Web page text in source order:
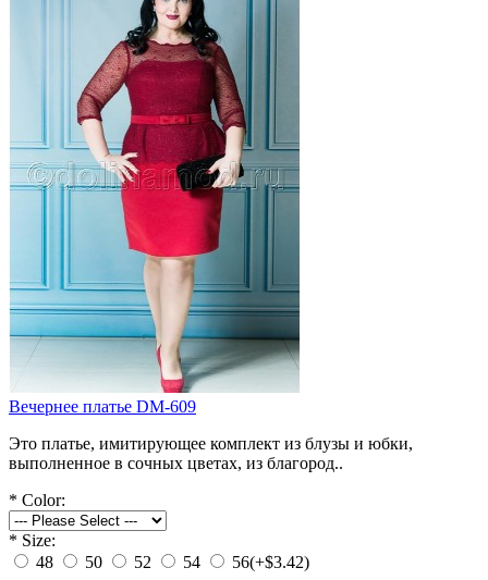
Вечернее платье DM-609
Это платье, имитирующее комплект из блузы и юбки,
выполненное в сочных цветах, из благород..
* Color:
* Size:
48
50 52 54 56(+$3.42)